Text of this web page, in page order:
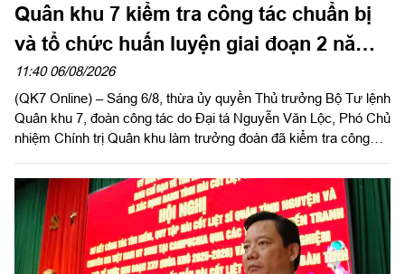
Quân khu 7 kiểm tra công tác chuẩn bị
và tổ chức huấn luyện giai đoạn 2 năm
2026 tại tỉnh Tây Ninh
11:40 06/08/2026
(QK7 Online) – Sáng 6/8, thừa ủy quyền Thủ trưởng Bộ Tư lệnh
Quân khu 7, đoàn công tác do Đại tá Nguyễn Văn Lộc, Phó Chủ
nhiệm Chính trị Quân khu làm trưởng đoàn đã kiểm tra công
Trung đoàn 738 và Ban CHQS phường Tân An, Bộ CHQS tỉnh
Tây Ninh.